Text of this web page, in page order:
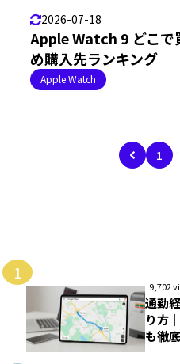
2026-07-18
Apple Watch 9 どこで
め購入先ランキング
Apple Watch
1
1
9,702
通勤
り方
も徹